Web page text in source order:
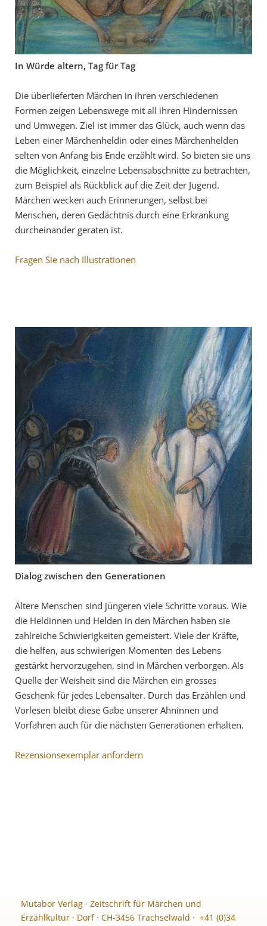
In Würde altern, Tag für Tag
Die überlieferten Märchen in ihren verschiedenen
Formen zeigen Lebenswege mit all ihren Hindernissen
und Umwegen. Ziel ist immer das Glück, auch wenn das
Leben einer Märchenheldin oder eines Märchenhelden
selten von Anfang bis Ende erzählt wird. So bieten sie uns
die Möglichkeit, einzelne Lebensabschnitte zu betrachten,
zum Beispiel als Rückblick auf die Zeit der Jugend.
Märchen wecken auch Erinnerungen, selbst bei
Menschen, deren Gedächtnis durch eine Erkrankung
durcheinander geraten ist.
Fragen Sie nach Illustrationen
Dialog zwischen den Generationen
Ältere Menschen sind jüngeren viele Schritte voraus. Wie
die Heldinnen und Helden in den Märchen haben sie
zahlreiche Schwierigkeiten gemeistert. Viele der Kräfte,
die helfen, aus schwierigen Momenten des Lebens
gestärkt hervorzugehen, sind in Märchen verborgen. Als
Quelle der Weisheit sind die Märchen ein grosses
Geschenk für jedes Lebensalter. Durch das Erzählen und
Vorlesen bleibt diese Gabe unserer Ahninnen und
Vorfahren auch für die nächsten Generationen erhalten.
Rezensionsexemplar anfordern
Mutabor Verlag · Zeitschrift für Märchen und
Erzählkultur · Dorf · CH-3456 Trachselwald · +41 (0)34